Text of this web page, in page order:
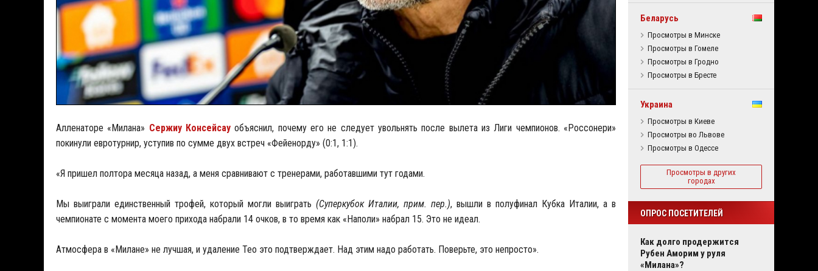
Алленаторе «Милана» Сержиу Консейсау объяснил, почему его не следует увольнять после вылета из Лиги чемпионов. «Россонери»
покинули евротурнир, уступив по сумме двух встреч «Фейенорду» (0:1, 1:1).
«Я пришел полтора месяца назад, а меня сравнивают с тренерами, работавшими тут годами.
Мы выиграли единственный трофей, который могли выиграть (Суперкубок Италии, прим. пер.), вышли в полуфинал Кубка Италии, а в
чемпионате с момента моего прихода набрали 14 очков, в то время как «Наполи» набрал 15. Это не идеал.
Атмосфера в «Милане» не лучшая, и удаление Тео это подтверждает. Над этим надо работать. Поверьте, это непросто».
Беларусь
Просмотры в Минске
Просмотры в Гомеле
Просмотры в Гродно
Просмотры в Бресте
Украина
Просмотры в Киеве
Просмотры во Львове
Просмотры в Одессе
Просмотры в других
городах
ОПРОС ПОСЕТИТЕЛЕЙ
Как долго продержится
Рубен Аморим у руля
«Милана»?